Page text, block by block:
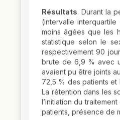
Résultats. Durant la
(intervalle
moins âgées que les
statistique selon le
respectivement 90
brute de 6,9 % avec
avaient pu être joints
72,5 % des patients et
La rétention dans les
l’initiation du
patients, présence de